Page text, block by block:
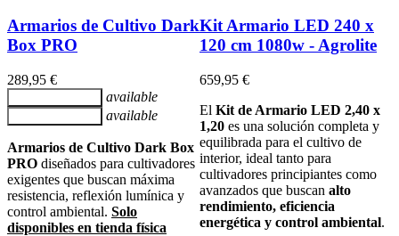
Armarios de Cultivo Dark
Box PRO
289,95 €
available
available
Armarios de Cultivo Dark Box
PRO diseñados para cultivadores
exigentes que buscan máxima
resistencia, reflexión lumínica y
control ambiental. Solo
disponibles en tienda física
Kit Armario LED 240 x
120 cm 1080w - Agrolite
659,95 €
El Kit de Armario LED 2,40 x
1,20 es una solución completa y
equilibrada para el cultivo de
interior, ideal tanto para
cultivadores principiantes como
avanzados que buscan alto
rendimiento, eficiencia
energética y control ambiental.